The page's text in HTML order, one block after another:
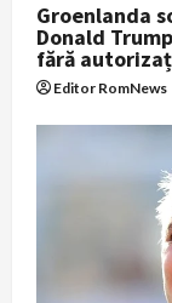
Groenlanda
Donald
fără
Editor RomNews